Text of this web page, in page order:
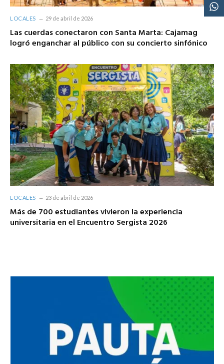
LOCALES 29 de abril de 2026
Las cuerdas conectaron con Santa Marta: Cajamag
logró enganchar al público con su concierto sinfónico
LOCALES 23 de abril de 2026
Más de 700 estudiantes vivieron la experiencia
universitaria en el Encuentro Sergista 2026